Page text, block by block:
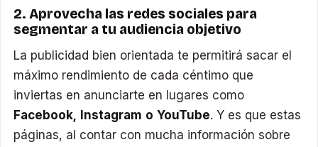
2. Aprovecha las redes sociales para
segmentar a tu audiencia objetivo
La publicidad bien orientada te permitirá sacar el
máximo rendimiento de cada céntimo que
inviertas en anunciarte en lugares como
Facebook, Instagram o YouTube. Y es que estas
páginas, al contar con mucha información sobre